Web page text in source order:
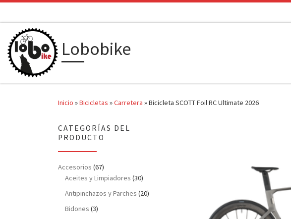
Lobobike
Inicio »Bicicletas »Carretera »Bicicleta SCOTT Foil RC Ultimate 2026
CATEGORÍAS DEL
PRODUCTO
Accesorios (67)
Aceites y Limpiadores (30)
Antipinchazos y Parches (20)
Bidones (3)